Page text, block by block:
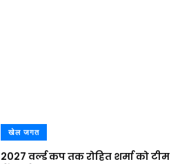
खेल जगत
2027 वर्ल्ड कप तक रोहित शर्मा को टीम